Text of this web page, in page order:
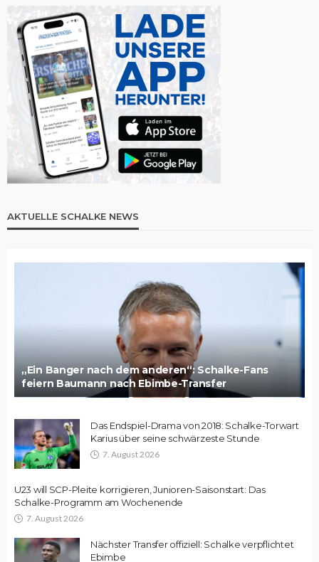
AKTUELLE SCHALKE NEWS
„Ein Banger nach dem anderen“: Schalke-Fans
feiern Baumann nach Ebimbe-Transfer
Das Endspiel-Drama von 2018: Schalke-Torwart
Karius über seine schwärzeste Stunde
7. August 2026
U23 will SCP-Pleite korrigieren, Junioren-Saisonstart: Das
Schalke-Programm am Wochenende
7. August 2026
Nächster Transfer offiziell: Schalke verpflichtet
Ebimbe